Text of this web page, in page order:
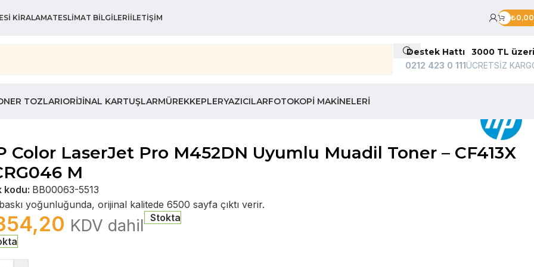
KIRALAMATESLIMAT BILGILERIİLETIŞIM ₺0,00
Destek Hattı
0212 423 0 111
3000 TL üzeri
ÜCRETSİZ
TOZLARIORIJINAL KARTUŞLARMÜREKKEPLERYAZICILARFOTOKOPI MAKINELERI
Color LaserJet Pro M452DN Uyumlu Muadil Toner – CF413X
M
kodu: BB00063-5513
yoğunluğunda, orijinal kalitede 6500 sayfa çıktı verir.
KDV dahil Stokta